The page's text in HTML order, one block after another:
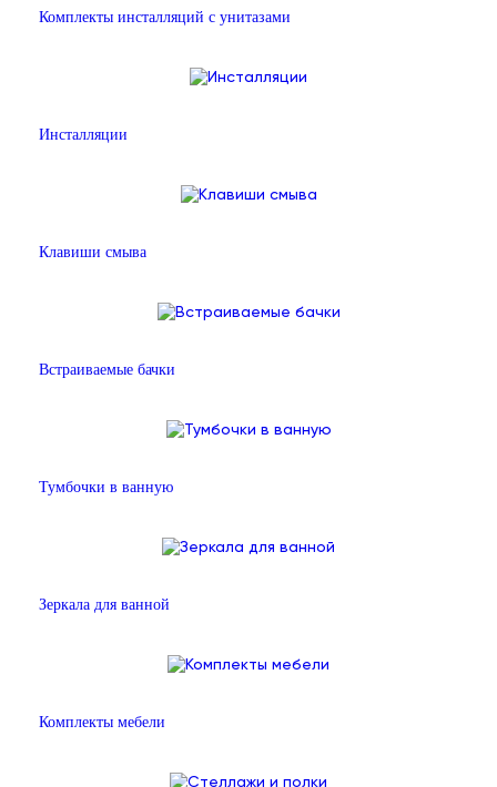
Комплекты инсталляций с унитазами
Инсталляции
Клавиши смыва
Встраиваемые бачки
Тумбочки в ванную
Зеркала для ванной
Комплекты мебели